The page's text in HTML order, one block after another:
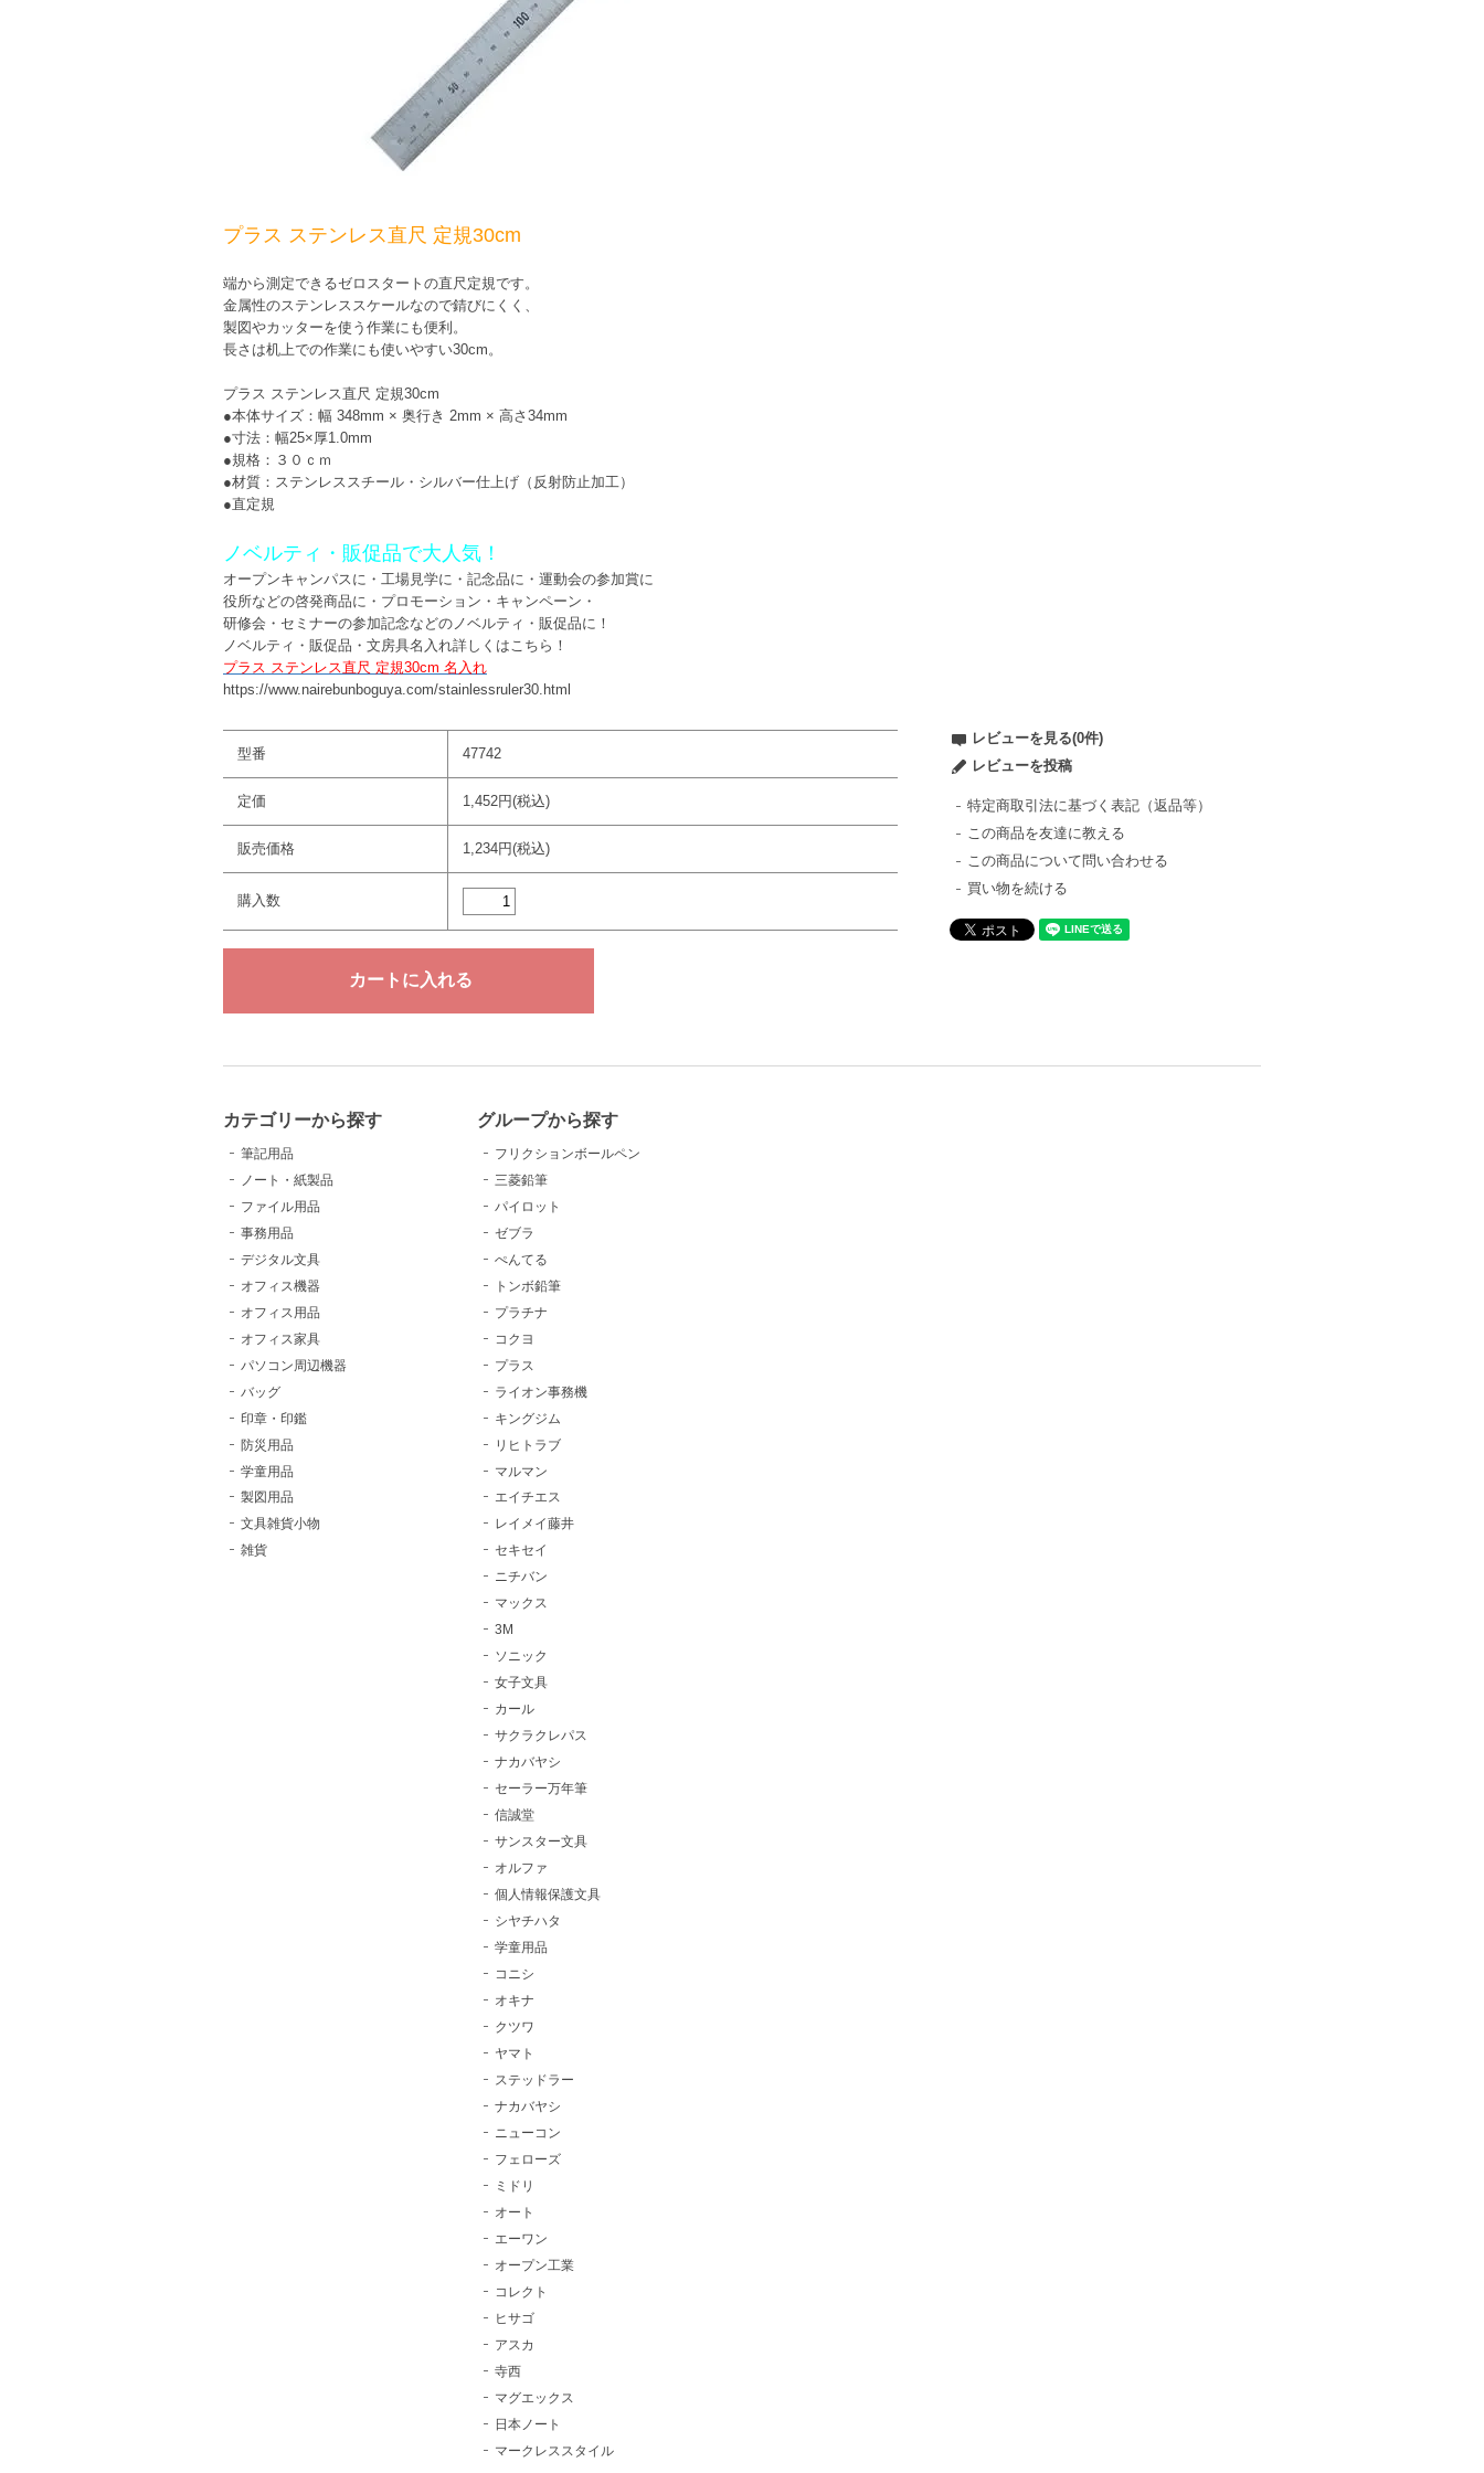
プラス ステンレス直尺 定規30cm
端から測定できるゼロスタートの直尺定規です。
金属性のステンレススケールなので錆びにくく、
製図やカッターを使う作業にも便利。
長さは机上での作業にも使いやすい30cm。
プラス ステンレス直尺 定規30cm
●本体サイズ：幅 348mm × 奥行き 2mm × 高さ34mm
●寸法：幅25×厚1.0mm
●規格：３０ｃｍ
●材質：ステンレススチール・シルバー仕上げ（反射防止加工）
●直定規
ノベルティ・販促品で大人気！
オープンキャンパスに・工場見学に・記念品に・運動会の参加賞に
役所などの啓発商品に・プロモーション・キャンペーン・
研修会・セミナーの参加記念などのノベルティ・販促品に！
ノベルティ・販促品・文房具名入れ詳しくはこちら！
プラス ステンレス直尺 定規30cm 名入れ
https://www.nairebunboguya.com/stainlessruler30.html
型番 47742
定価 1,452円(税込)
販売価格 1,234円(税込)
購入数
レビューを見る(0件)
レビューを投稿
特定商取引法に基づく表記（返品等）
この商品を友達に教える
この商品について問い合わせる
買い物を続ける
カテゴリーから探す
筆記用品
ノート・紙製品
ファイル用品
事務用品
デジタル文具
オフィス機器
オフィス用品
オフィス家具
パソコン周辺機器
バッグ
印章・印鑑
防災用品
学童用品
製図用品
文具雑貨小物
雑貨
グループから探す
フリクションボールペン
三菱鉛筆
パイロット
ゼブラ
ぺんてる
トンボ鉛筆
プラチナ
コクヨ
プラス
ライオン事務機
キングジム
リヒトラブ
マルマン
エイチエス
レイメイ藤井
セキセイ
ニチバン
マックス
3M
ソニック
女子文具
カール
サクラクレパス
ナカバヤシ
セーラー万年筆
信誠堂
サンスター文具
オルファ
個人情報保護文具
シヤチハタ
学童用品
コニシ
オキナ
クツワ
ヤマト
ステッドラー
ナカバヤシ
ニューコン
フェローズ
ミドリ
オート
エーワン
オープン工業
コレクト
ヒサゴ
アスカ
寺西
マグエックス
日本ノート
マークレススタイル